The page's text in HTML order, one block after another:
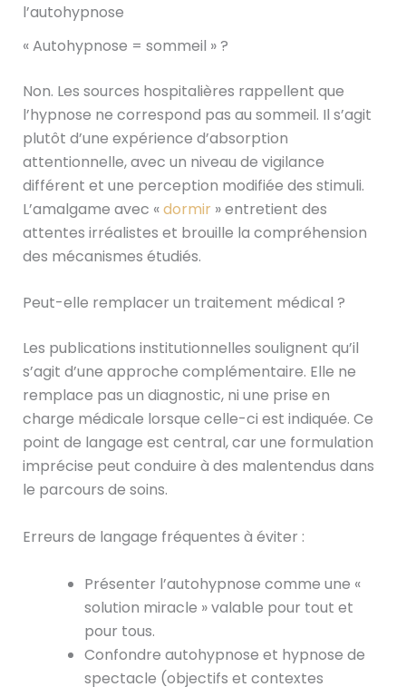
l’autohypnose
« Autohypnose = sommeil » ?
Non. Les sources hospitalières rappellent que
l’hypnose ne correspond pas au sommeil. Il s’agit
plutôt d’une expérience d’absorption
attentionnelle, avec un niveau de vigilance
différent et une perception modifiée des stimuli.
L’amalgame avec «dormir » entretient des
attentes irréalistes et brouille la compréhension
des mécanismes étudiés.
Peut-elle remplacer un traitement médical ?
Les publications institutionnelles soulignent qu’il
s’agit d’une approche complémentaire. Elle ne
remplace pas un diagnostic, ni une prise en
charge médicale lorsque celle-ci est indiquée. Ce
point de langage est central, car une formulation
imprécise peut conduire à des malentendus dans
le parcours de soins.
Erreurs de langage fréquentes à éviter :
Présenter l’autohypnose comme une «
solution miracle » valable pour tout et
pour tous.
Confondre autohypnose et hypnose de
spectacle (objectifs et contextes